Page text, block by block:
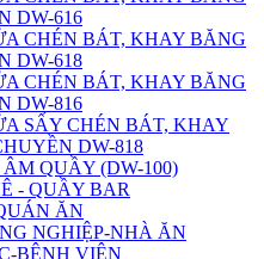
DW-616
CHÉN BÁT, KHAY BĂNG
DW-618
CHÉN BÁT, KHAY BĂNG
DW-816
SẤY CHÉN BÁT, KHAY
DW-818
QUẦY (DW-100)
- QUẦY BAR
ĂN
NGHIỆP-NHÀ ĂN
BỆNH VIỆN